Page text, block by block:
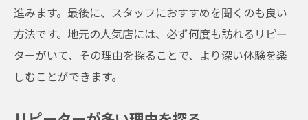
特別な時間を過ごすための準備
人気店での過ごし方の提案
忘れられないひとときを演出するコツ
大阪の人気店での特別な体験
進みます。最後に、スタッフにおすすめを聞くのも良い
方法です。地元の人気店には、必ず何度も訪れるリピー
ターがいて、その理由を探ることで、より深い体験を楽
しむことができます。